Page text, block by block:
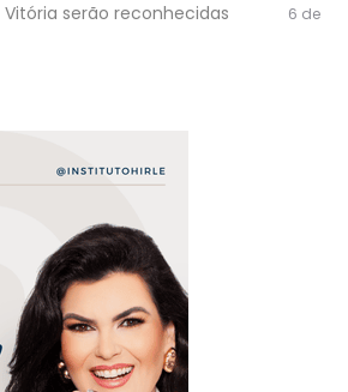
serão reconhecidas
6 de